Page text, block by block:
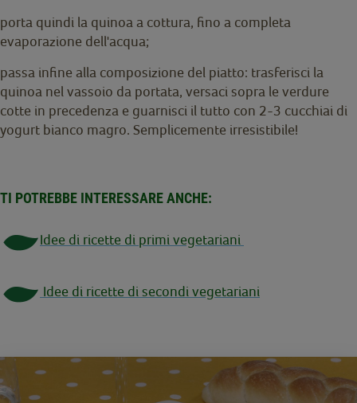
porta quindi la quinoa a cottura, fino a completa
evaporazione dell'acqua;
passa infine alla composizione del piatto: trasferisci la
quinoa nel vassoio da portata, versaci sopra le verdure
cotte in precedenza e guarnisci il tutto con 2-3 cucchiai di
yogurt bianco magro. Semplicemente irresistibile!
TI POTREBBE INTERESSARE ANCHE:
Idee di ricette di primi vegetariani
Idee di ricette di secondi vegetariani